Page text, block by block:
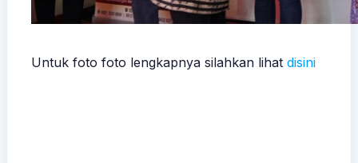
Untuk foto foto lengkapnya silahkan lihat disini